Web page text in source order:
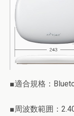
■適合規格：
■周波数範囲：